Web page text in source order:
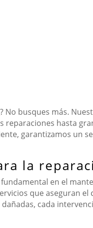
? No busques más.
hasta
garantizamos un
la
en el
que aseguran
cada